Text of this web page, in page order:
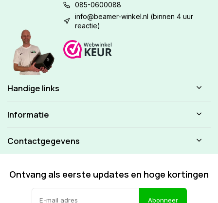
085-0600088
info@beamer-winkel.nl (binnen 4 uur
reactie)
Handige links
Informatie
Contactgegevens
Ontvang als eerste updates en hoge kortingen
Abonneer